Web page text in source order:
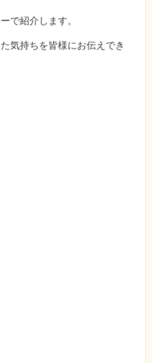
で紹介します。
気持ちを皆様にお伝えでき